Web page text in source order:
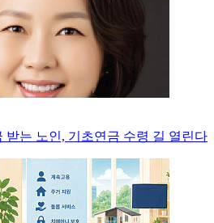
받는 노인, 기초연금 수령 길 열린다